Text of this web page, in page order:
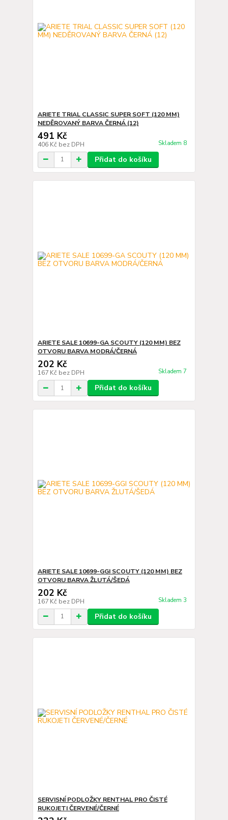
ARIETE TRIAL CLASSIC SUPER SOFT (120 MM)
NEDĚROVANÝ BARVA ČERNÁ (12)
491 Kč
406 Kč bez DPH Skladem 8
Přidat do košíku
ARIETE SALE 10699-GA SCOUTY (120 MM) BEZ
OTVORU BARVA MODRÁ/ČERNÁ
202 Kč
167 Kč bez DPH Skladem 7
Přidat do košíku
ARIETE SALE 10699-GGI SCOUTY (120 MM) BEZ
OTVORU BARVA ŽLUTÁ/ŠEDÁ
202 Kč
167 Kč bez DPH Skladem 3
Přidat do košíku
SERVISNÍ PODLOŽKY RENTHAL PRO ČISTÉ
RUKOJETI ČERVENÉ/ČERNÉ